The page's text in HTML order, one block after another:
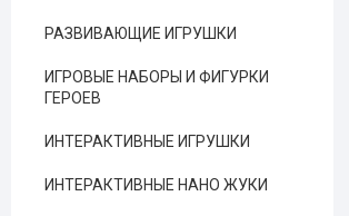
РАЗВИВАЮЩИЕ ИГРУШКИ
ИГРОВЫЕ НАБОРЫ И ФИГУРКИ
ГЕРОЕВ
ИНТЕРАКТИВНЫЕ ИГРУШКИ
ИНТЕРАКТИВНЫЕ НАНО ЖУКИ